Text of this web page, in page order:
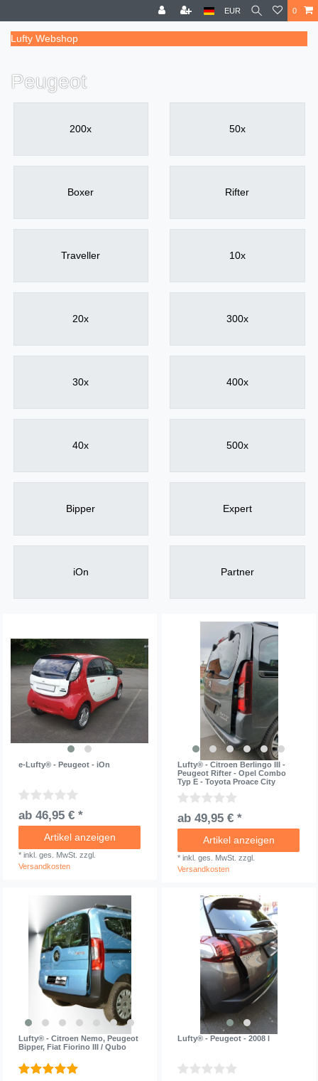
EUR 0
Lufty Webshop
Peugeot
200x 50x
Boxer Rifter
Traveller 10x
20x 300x
30x 400x
40x 500x
Bipper Expert
iOn Partner
e-Lufty® - Peugeot - iOn
ab 46,95 € *
Artikel anzeigen
* inkl. ges. MwSt. zzgl.
Versandkosten
Lufty® - Citroen Berlingo III -
Peugeot Rifter - Opel Combo
Typ E - Toyota Proace City
ab 49,95 € *
Artikel anzeigen
* inkl. ges. MwSt. zzgl.
Versandkosten
Lufty® - Citroen Nemo, Peugeot
Bipper, Fiat Fiorino III / Qubo
Lufty® - Peugeot - 2008 I